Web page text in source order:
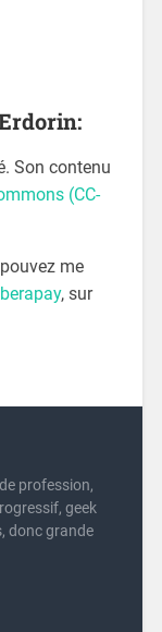
Son contenu
(CC-
me
, sur
profession,
geek
donc grande